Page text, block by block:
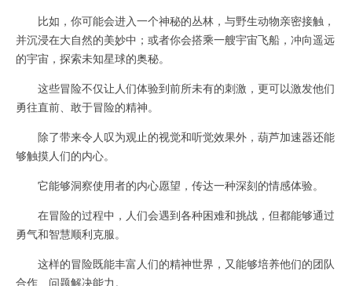
比如，你可能会进入一个神秘的丛林，与野生动物亲密接触，
并沉浸在大自然的美妙中；或者你会搭乘一艘宇宙飞船，冲向遥远
的宇宙，探索未知星球的奥秘。
这些冒险不仅让人们体验到前所未有的刺激，更可以激发他们
勇往直前、敢于冒险的精神。
除了带来令人叹为观止的视觉和听觉效果外，葫芦加速器还能
够触摸人们的内心。
它能够洞察使用者的内心愿望，传达一种深刻的情感体验。
在冒险的过程中，人们会遇到各种困难和挑战，但都能够通过
勇气和智慧顺利克服。
这样的冒险既能丰富人们的精神世界，又能够培养他们的团队
合作、问题解决能力。